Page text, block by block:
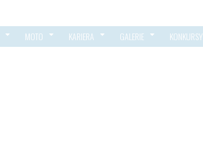
MOTO KARIERA GALERIE KONKURSY